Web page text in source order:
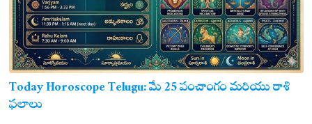
Today Horoscope Telugu: మే 25 పంచాంగం మరియు రాశి
ఫలాలు